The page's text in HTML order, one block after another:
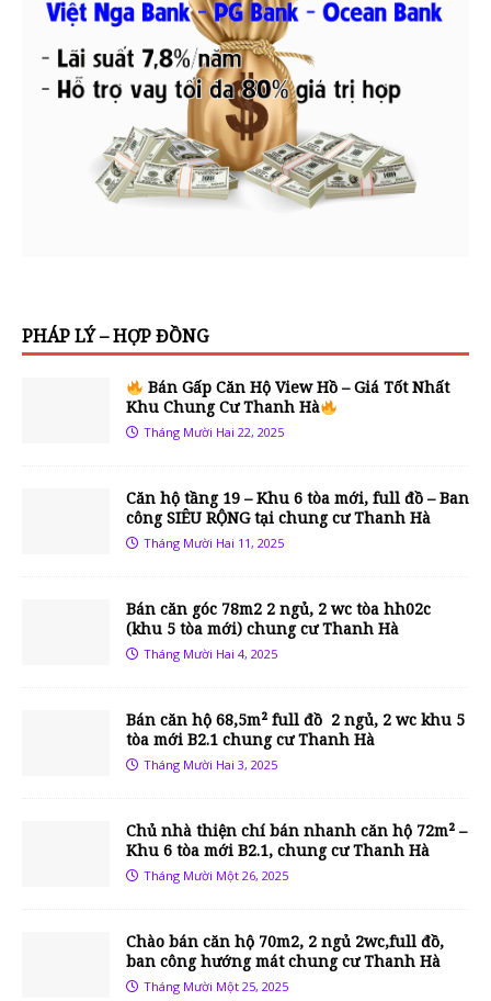
PHÁP LÝ – HỢP ĐỒNG
Bán Gấp Căn Hộ View Hồ – Giá Tốt Nhất
Khu Chung Cư Thanh Hà
Tháng Mười Hai 22, 2025
Căn hộ tầng 19 – Khu 6 tòa mới, full đồ – Ban
công SIÊU RỘNG tại chung cư Thanh Hà
Tháng Mười Hai 11, 2025
Bán căn góc 78m2 2 ngủ, 2 wc tòa hh02c
(khu 5 tòa mới) chung cư Thanh Hà
Tháng Mười Hai 4, 2025
Bán căn hộ 68,5m² full đồ 2 ngủ, 2 wc khu 5
tòa mới B2.1 chung cư Thanh Hà
Tháng Mười Hai 3, 2025
Chủ nhà thiện chí bán nhanh căn hộ 72m² –
Khu 6 tòa mới B2.1, chung cư Thanh Hà
Tháng Mười Một 26, 2025
Chào bán căn hộ 70m2, 2 ngủ 2wc,full đồ,
ban công hướng mát chung cư Thanh Hà
Tháng Mười Một 25, 2025